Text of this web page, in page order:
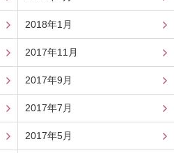
2018年1月
2017年11月
2017年9月
2017年7月
2017年5月